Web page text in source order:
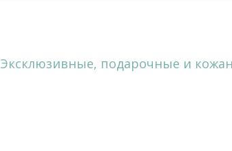
Эксклюзивные, подарочные и